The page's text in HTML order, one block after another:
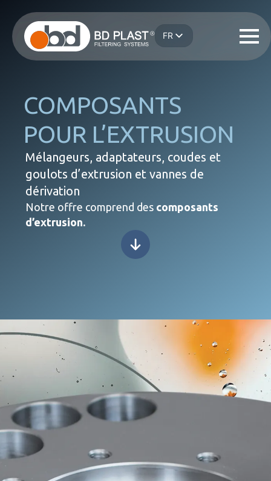
Passer
au
contenu
principal
FR
EN
COMPOSANTS
POUR L’EXTRUSION
Mélangeurs, adaptateurs, coudes et
goulots d’extrusion et vannes de
dérivation
Notre offre comprend des composants
d’extrusion.